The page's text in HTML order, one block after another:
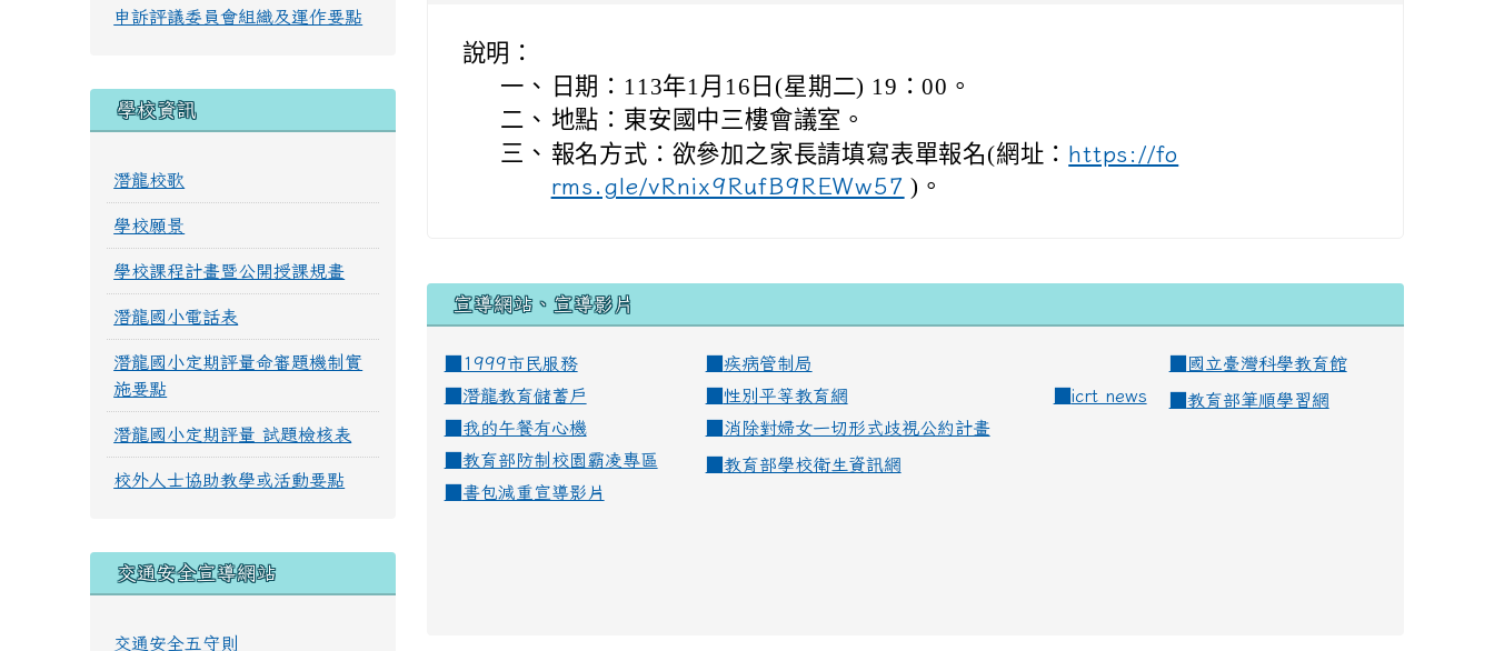
說明：
一、
日期：113年1月16日(星期二) 19：00。
二、 地點：東安國中三樓會議室。
三、 報名方式：欲參加之家長請填寫表單報名(網址： https://fo
rms.gle/vRnix9RufB9REWw57 )。
宣導網站、宣導影片
■1999市民服務 疾病管制局
國立臺灣科學教育館
潛龍教育儲蓄戶 性別平等教育網 icrt news
教育部筆順學習網
我的午餐有心機
消除對婦女一切形式歧視公約計畫
教育部防制校園霸凌專區
教育部學校衛生資訊網
書包減重宣導影片
申訴評議委員會組織及運作要點
學校資訊
潛龍校歌
學校願景
學校課程計畫暨公開授課規畫
潛龍國小電話表
潛龍國小定期評量命審題機制實
施要點
潛龍國小定期評量 試題檢核表
校外人士協助教學或活動要點
交通安全宣導網站
交通安全五守則